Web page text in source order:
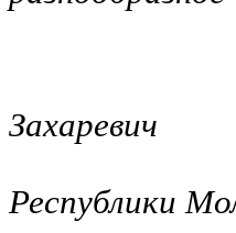
Захаревич
Республики